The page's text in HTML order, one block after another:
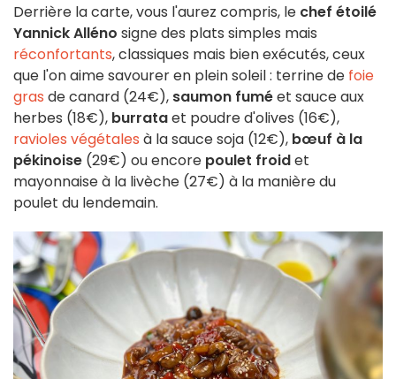
Derrière la carte, vous l'aurez compris, le chef étoilé
Yannick Alléno signe des plats simples mais
réconfortants, classiques mais bien exécutés, ceux
que l'on aime savourer en plein soleil : terrine de foie
gras de canard (24€), saumon fuméet sauce aux
herbes (18€), burrataet poudre d'olives (16€),
ravioles végétales à la sauce soja (12€), bœuf à la
pékinoise (29€) ou encore poulet froidet
mayonnaise à la livèche (27€) à la manière du
poulet du lendemain.